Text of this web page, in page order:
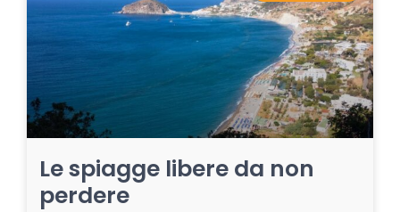
Le spiagge libere da non
perdere